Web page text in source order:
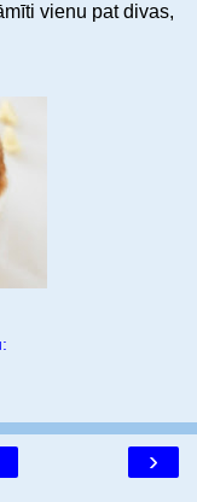
vienu pat divas,
›